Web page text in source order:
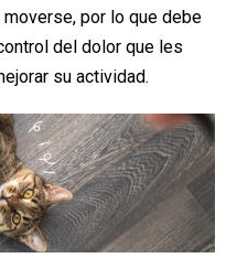
por lo que debe
del dolor que les
su actividad.